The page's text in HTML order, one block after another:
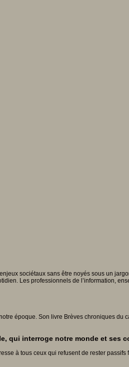
sociétaux sans être noyés sous un
Les professionnels de l’information,
époque. Son livre Brèves chroniques
qui interroge notre monde et ses
à tous ceux qui refusent de rester